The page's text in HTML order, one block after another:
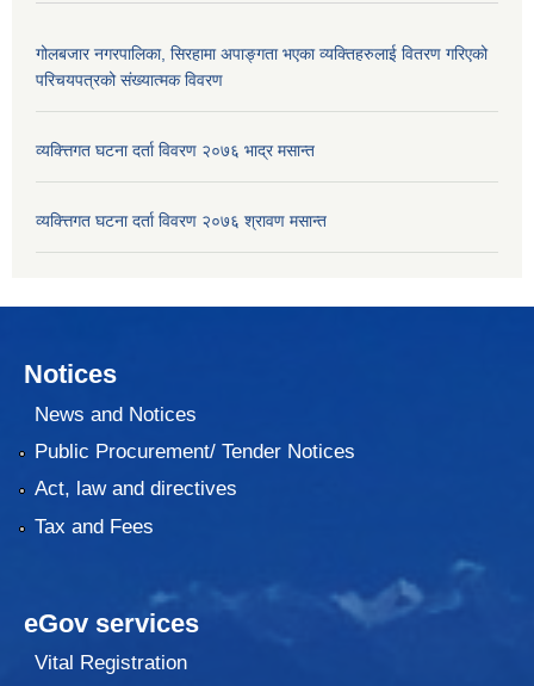
गोलबजार नगरपालिका, सिरहामा अपाङ्गता भएका व्यक्तिहरुलाई वितरण गरिएको
परिचयपत्रको संख्यात्मक विवरण
व्यक्त्तिगत घटना दर्ता विवरण २०७६ भाद्र मसान्त
व्यक्त्तिगत घटना दर्ता विवरण २०७६ श्रावण मसान्त
Notices
News and Notices
Public Procurement/ Tender Notices
Act, law and directives
Tax and Fees
eGov services
Vital Registration